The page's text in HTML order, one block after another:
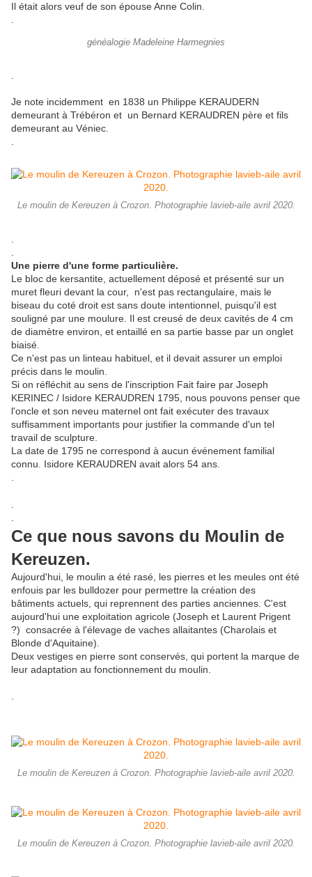
Il était alors veuf de son épouse Anne Colin.
généalogie Madeleine Harmegnies
Je note incidemment en 1838 un Philippe KERAUDERN
demeurant à Trébéron et un Bernard KERAUDREN père et fils
demeurant au Véniec.
Le moulin de Kereuzen à Crozon. Photographie lavieb-aile avril 2020.
Une pierre d'une forme particulière.
Le bloc de kersantite, actuellement déposé et présenté sur un
muret fleuri devant la cour, n'est pas rectangulaire, mais le
biseau du coté droit est sans doute intentionnel, puisqu'il est
souligné par une moulure. Il est creusé de deux cavités de 4 cm
de diamètre environ, et entaillé en sa partie basse par un onglet
biaisé.
Ce n'est pas un linteau habituel, et il devait assurer un emploi
précis dans le moulin.
Si on réfléchit au sens de l'inscription Fait faire par Joseph
KERINEC / Isidore KERAUDREN 1795, nous pouvons penser que
l'oncle et son neveu maternel ont fait exécuter des travaux
suffisamment importants pour justifier la commande d'un tel
travail de sculpture.
La date de 1795 ne correspond à aucun événement familial
connu. Isidore KERAUDREN avait alors 54 ans.
Ce que nous savons du Moulin de
Kereuzen.
Aujourd'hui, le moulin a été rasé, les pierres et les meules ont été
enfouis par les bulldozer pour permettre la création des
bâtiments actuels, qui reprennent des parties anciennes. C'est
aujourd'hui une exploitation agricole (Joseph et Laurent Prigent
?) consacrée à l'élevage de vaches allaitantes (Charolais et
Blonde d'Aquitaine).
Deux vestiges en pierre sont conservés, qui portent la marque de
leur adaptation au fonctionnement du moulin.
Le moulin de Kereuzen à Crozon. Photographie lavieb-aile avril 2020.
Le moulin de Kereuzen à Crozon. Photographie lavieb-aile avril 2020.